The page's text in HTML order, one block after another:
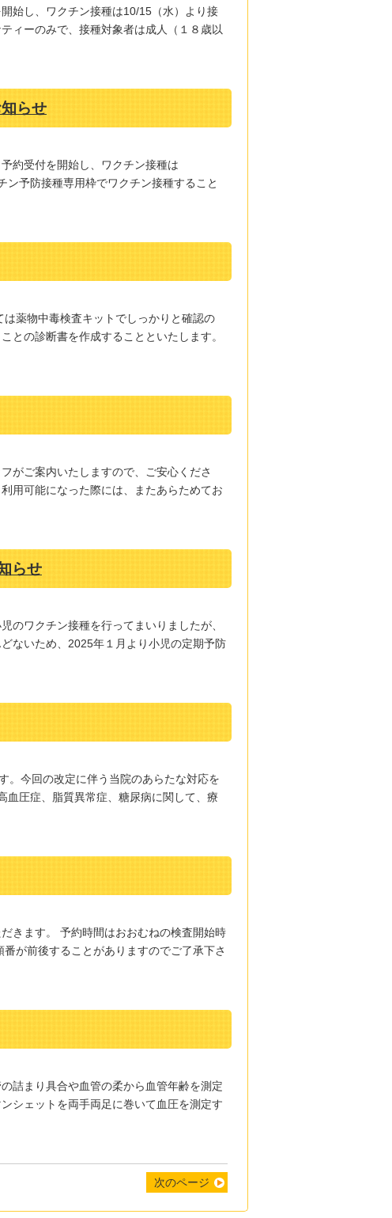
始し、ワクチン接種は10/15（水）より接
ィーのみで、接種対象者は成人（１８歳以
らせ
約受付を開始し、ワクチン接種は
予防接種専用枠でワクチン接種すること
薬物中毒検査キットでしっかりと確認の
との診断書を作成することといたします。
がご案内いたしますので、ご安心くださ
用可能になった際には、またあらためてお
らせ
のワクチン接種を行ってまいりましたが、
ないため、2025年１月より小児の定期予防
。今回の改定に伴う当院のあらたな対応を
圧症、脂質異常症、糖尿病に関して、療
きます。 予約時間はおおむねの検査開始時
が前後することがありますのでご了承下さ
詰まり具合や血管の柔から血管年齢を測定
シェットを両手両足に巻いて血圧を測定す
次のページ